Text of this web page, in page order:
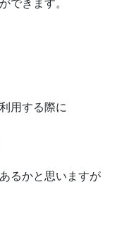
できます。
用する際に
るかと思いますが